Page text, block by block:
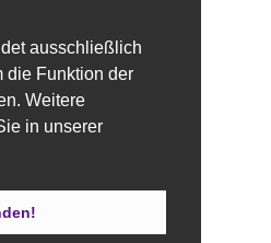
ausschließlich
die Funktion der
Weitere
in unserer